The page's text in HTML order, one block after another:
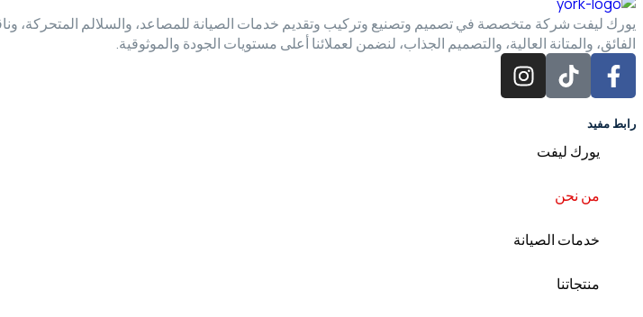
يورك ليفت شركة متخصصة في تصميم وتصنيع وتركيب وتقديم خدمات الصيانة للمصاعد، والسلالم المتحركة،
الفائق، والمتانة العالية، والتصميم الجذاب، لنضمن لعملائنا أعلى مستويات الجودة والموثوقية.
رابط مفيد
يورك ليفت
من نحن
خدمات الصيانة
منتجاتنا